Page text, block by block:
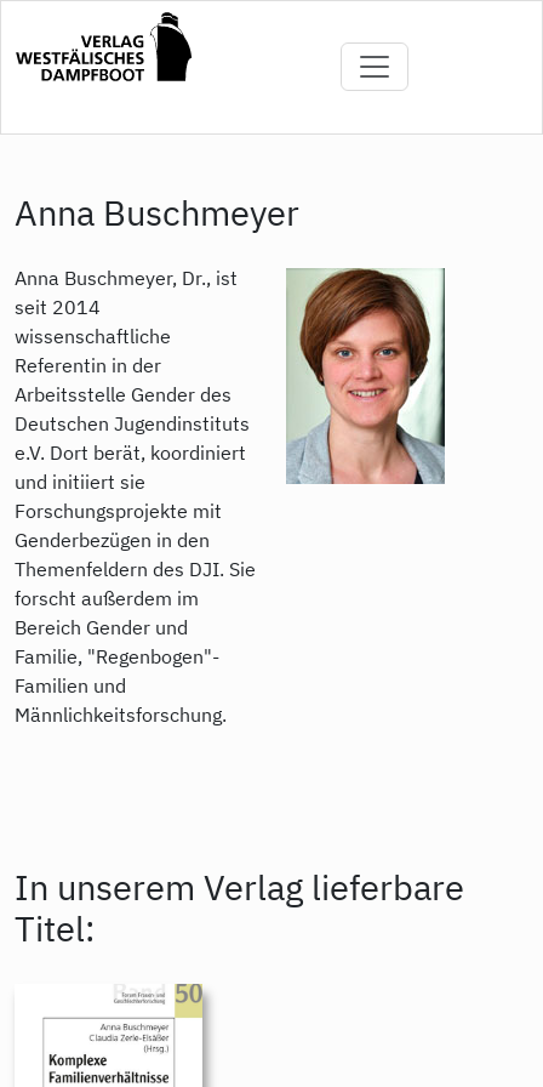
Inhalt
Anna Buschmeyer
Anna Buschmeyer, Dr., ist
seit 2014
wissenschaftliche
Referentin in der
Arbeitsstelle Gender des
Deutschen Jugendinstituts
e.V. Dort berät, koordiniert
und initiiert sie
Forschungsprojekte mit
Genderbezügen in den
Themenfeldern des DJI. Sie
forscht außerdem im
Bereich Gender und
Familie, "Regenbogen"-
Familien und
Männlichkeitsforschung.
In unserem Verlag lieferbare
Titel: